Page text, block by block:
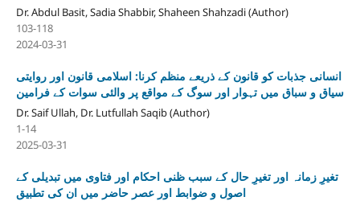
Dr. Abdul Basit, Sadia Shabbir, Shaheen Shahzadi (Author)
103-118
2024-03-31
انسانی جذبات کو قانون کے ذریعے منظم کرنا: اسلامی قانون اور روایتی
سیاق و سباق میں تہوار اور سوگ کے مواقع پر والئی سوات کے فرامین
Dr. Saif Ullah, Dr. Lutfullah Saqib (Author)
1-14
2025-03-31
تغیرِ زمانہ اور تغیرِ حال کے سبب ظنی احکام اور فتاوی میں تبدیلی کے
اصول و ضوابط اور عصر حاضر میں ان کی تطبیق